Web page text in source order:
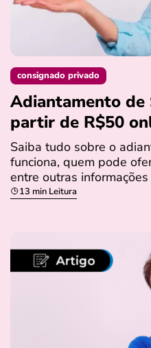
consignado privado
Adiantamento de
partir de R$50
Saiba tudo sobre o
funciona, quem pode
entre outras
13 min Leitura